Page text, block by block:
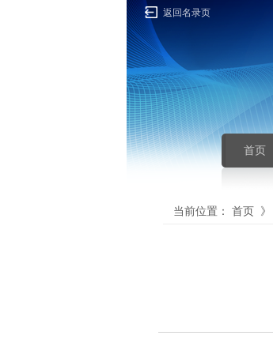
返回名录页
首页
当前位置： 首页 》